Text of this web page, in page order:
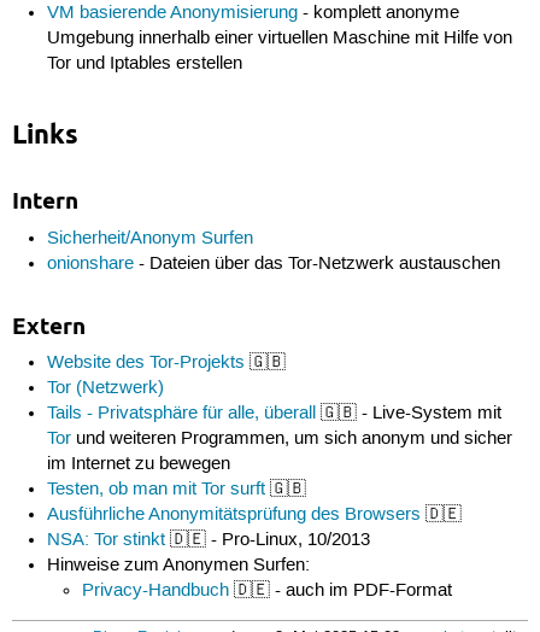
VM basierende Anonymisierung - komplett anonyme
Umgebung innerhalb einer virtuellen Maschine mit Hilfe von
Tor und Iptables erstellen
Links
Intern
Sicherheit/Anonym Surfen
onionshare - Dateien über das Tor-Netzwerk austauschen
Extern
Website des Tor-Projekts 🇬🇧
Tor (Netzwerk)
Tails - Privatsphäre für alle, überall 🇬🇧 - Live-System mit
Tor und weiteren Programmen, um sich anonym und sicher
im Internet zu bewegen
Testen, ob man mit Tor surft 🇬🇧
Ausführliche Anonymitätsprüfung des Browsers 🇩🇪
NSA: Tor stinkt 🇩🇪 - Pro-Linux, 10/2013
Hinweise zum Anonymen Surfen:
Privacy-Handbuch 🇩🇪 - auch im PDF-Format